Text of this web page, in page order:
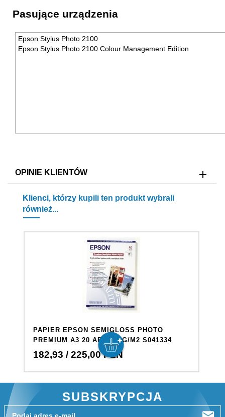
Pasujące urządzenia
Epson Stylus Photo 2100
Epson Stylus Photo 2100 Colour Management Edition
OPINIE KLIENTÓW
Klienci, którzy kupili ten produkt wybrali
również...
PAPIER EPSON SEMIGLOSS PHOTO
PREMIUM A3 20 ARK 251G/M2 S041334
182,93 / 225,00 PLN
SUBSKRYPCJA